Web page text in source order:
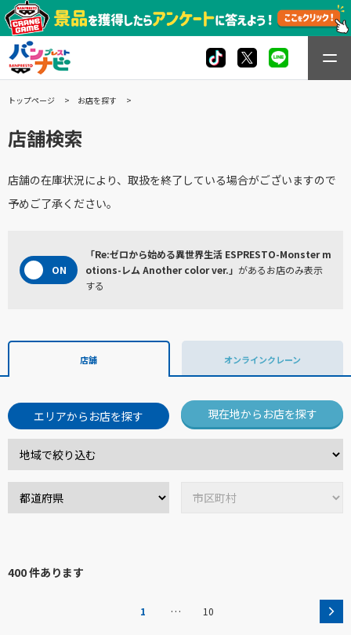
トップページ お店を探す
店舗検索
店舗の在庫状況により、取扱を終了している場合がございますので
予めご了承ください。
「Re:ゼロから始める異世界生活 ESPRESTO-Monster m
otions-レム Another color ver.」 があるお店のみ表示
する
店舗 オンラインクレーン
エリアからお店を探す 現在地からお店を探す
400 件あります
1 … 10